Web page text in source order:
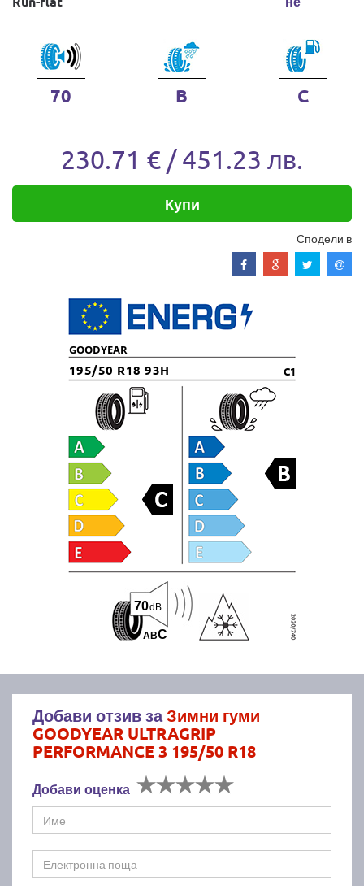
70 B C
230.71 € / 451.23 лв.
Купи
Сподели в
GOODYEAR
195/50 R18 93H C1
ABC
70dB
Добави отзив заЗимни гуми
GOODYEAR ULTRAGRIP
PERFORMANCE 3 195/50 R18
Добави оценка